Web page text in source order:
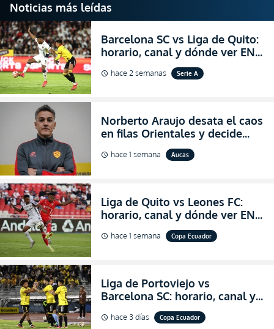
Noticias más leídas
Barcelona SC vs Liga de Quito:
horario, canal y dónde ver EN
VIVO la Fecha 22 de la LigaPro
2026
schedule hace 2 semanas Serie A
Norberto Araujo desata el caos
en filas Orientales y decide
abandonar la dirección técnica
de Aucas
schedule hace 1 semana Aucas
Liga de Quito vs Leones FC:
horario, canal y dónde ver EN
VIVO los octavos de final de la
Copa Ecuador 2026
schedule hace 1 semana Copa Ecuador
Liga de Portoviejo vs
Barcelona SC: horario, canal y
dónde ver EN VIVO los octavos
de final de la Copa Ecuador
schedule hace 3 días Copa Ecuador